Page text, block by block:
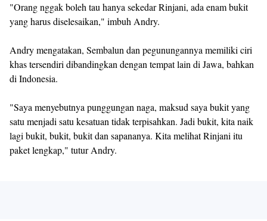
"Orang nggak boleh tau hanya sekedar Rinjani, ada enam bukit
yang harus diselesaikan," imbuh Andry.
Andry mengatakan, Sembalun dan pegunungannya memiliki ciri
khas tersendiri dibandingkan dengan tempat lain di Jawa, bahkan
di Indonesia.
"Saya menyebutnya punggungan naga, maksud saya bukit yang
satu menjadi satu kesatuan tidak terpisahkan. Jadi bukit, kita naik
lagi bukit, bukit, bukit dan sapananya. Kita melihat Rinjani itu
paket lengkap," tutur Andry.